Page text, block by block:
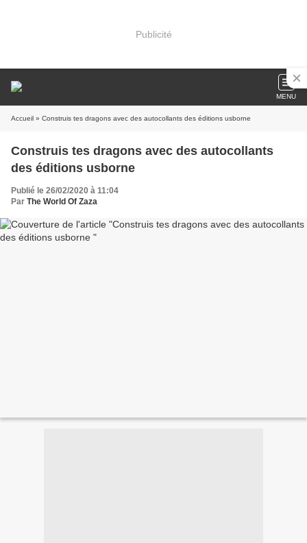
Publicité
MENU
Accueil » Construis tes dragons avec des autocollants des éditions usborne
Construis tes dragons avec des autocollants
des éditions usborne
Publié le 26/02/2020 à 11:04
Par The World Of Zaza